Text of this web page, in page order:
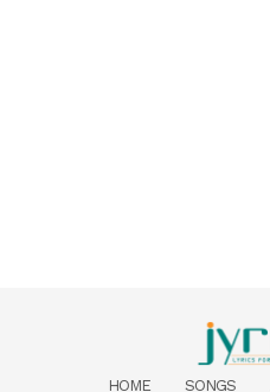
HOME SONGS